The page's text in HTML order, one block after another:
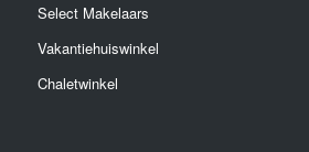
Select Makelaars
Vakantiehuiswinkel
Chaletwinkel